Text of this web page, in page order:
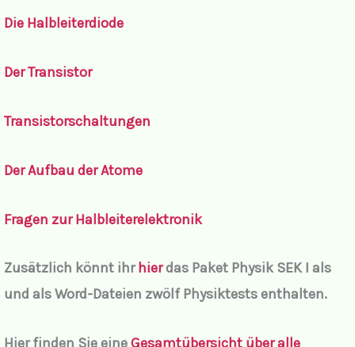
Die Halbleiterdiode
Der Transistor
Transistorschaltungen
Der Aufbau der Atome
Fragen zur Halbleiterelektronik
Zusätzlich könnt ihr hierdas Paket Physik SEK I als
und als Word-Dateien zwölf Physiktests enthalten.
Hier finden Sie eineGesamtübersicht über alle